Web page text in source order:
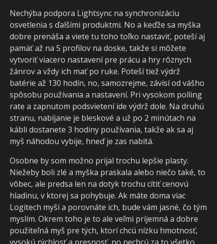
Nechýba podpora Lightsync na synchronizáciu
osvetlenia s ďalšími produktmi. No a keďže sa myška
dobre prenáša a viete tu toho toľko nastaviť, poteší aj
pamäť až na 5 profilov na doske, takže si môžete
vytvoriť viacero nastavení pre prácu a hry rôznych
žánrov a vždy ich mať po ruke. Poteší tiež výdrž
batérie až 130 hodín, no, samozrejme, závisí od vášho
spôsobu používania a nastavení. Pri vysokom polling
rate a zapnutom podsvietení ide výdrž dole. Na druhú
stranu, nabíjanie je bleskové a už po 2 minútach na
kábli dostanete 3 hodiny používania, takže ak sa aj
myš náhodou vybije, hneď je zas nabitá.
Osobne by som možno prijal trochu lepšie plasty.
Niežeby boli zlé a myška praskala alebo niečo také, to
vôbec, ale predsa len na dotyk trochu cítiť cenovú
hladinu, v ktorej sa pohybuje. Ak máte doma viac
Logitech myší a porovnáte ich, bude vám jasné, čo tým
myslím. Okrem toho je to ale veľmi príjemná a dobre
použiteľná myš pre tých, ktorí chcú nízku hmotnosť,